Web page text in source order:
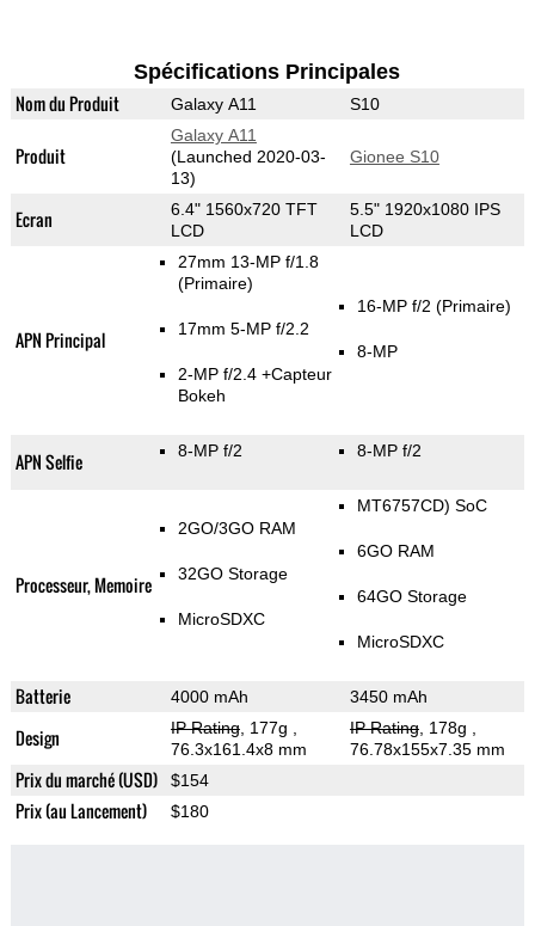
Spécifications Principales
Nom du Produit Galaxy A11 S10
Produit
Galaxy A11
(Launched 2020-03-
13)
Gionee S10
Ecran
6.4" 1560x720 TFT
LCD
5.5" 1920x1080 IPS
LCD
APN Principal
27mm 13-MP f/1.8
(Primaire)
17mm 5-MP f/2.2
2-MP f/2.4 +Capteur
Bokeh
16-MP f/2 (Primaire)
8-MP
APN Selfie 8-MP f/2 8-MP f/2
Processeur, Memoire
2GO/3GO RAM
32GO Storage
MicroSDXC
MT6757CD) SoC
6GO RAM
64GO Storage
MicroSDXC
Batterie 4000 mAh 3450 mAh
Design IP Rating, 177g
76.3x161.4x8 mm
IP Rating, 178g
76.78x155x7.35 mm
Prix du marché (USD) $154
Prix (au Lancement) $180